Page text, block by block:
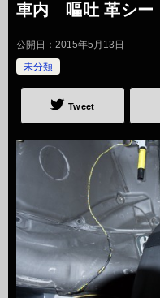
車内 嘔吐 革シー
公開日： 2015年5月13日
未分類
Tweet